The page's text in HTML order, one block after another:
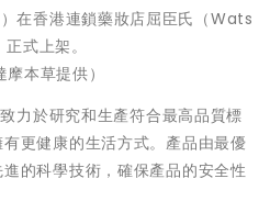
在香港連鎖藥妝店屈臣氏（Wats
式上架。
摩本草提供）
於研究和生產符合最高品質標
更健康的生活方式。產品由最優
的科學技術，確保產品的安全性